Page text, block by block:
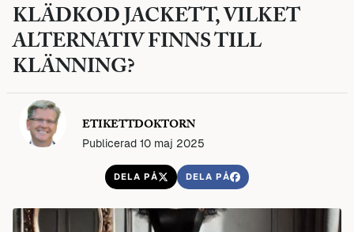
KLÄDKOD JACKETT, VILKET
ALTERNATIV FINNS TILL
KLÄNNING?
ETIKETTDOKTORN
Publicerad 10 maj 2025
DELA PÅ DELA PÅ